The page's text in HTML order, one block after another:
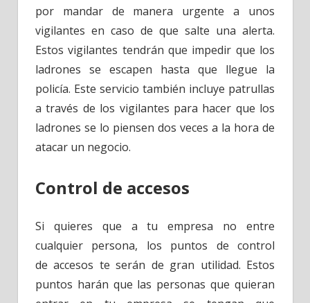
por mandar de manera urgente a unos
vigilantes en caso de que salte una alerta.
Estos vigilantes tendrán que impedir que los
ladrones se escapen hasta que llegue la
policía. Este servicio también incluye patrullas
a través de los vigilantes para hacer que los
ladrones se lo piensen dos veces a la hora de
atacar un negocio.
Control de accesos
Si quieres que a tu empresa no entre
cualquier persona, los puntos de control
de accesos te serán de gran utilidad. Estos
puntos harán que las personas que quieran